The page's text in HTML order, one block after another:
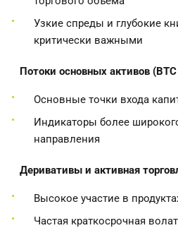
Узкие спреды и глубокие
критически важными
Потоки основных активов
Основные точки входа
Индикаторы более
направления
Деривативы и активная
Высокое участие в
Частая краткосрочная